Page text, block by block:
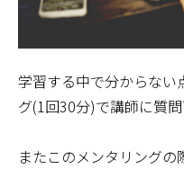
学習する中で分からない
グ(1回30分)で講師に質問
またこのメンタリング